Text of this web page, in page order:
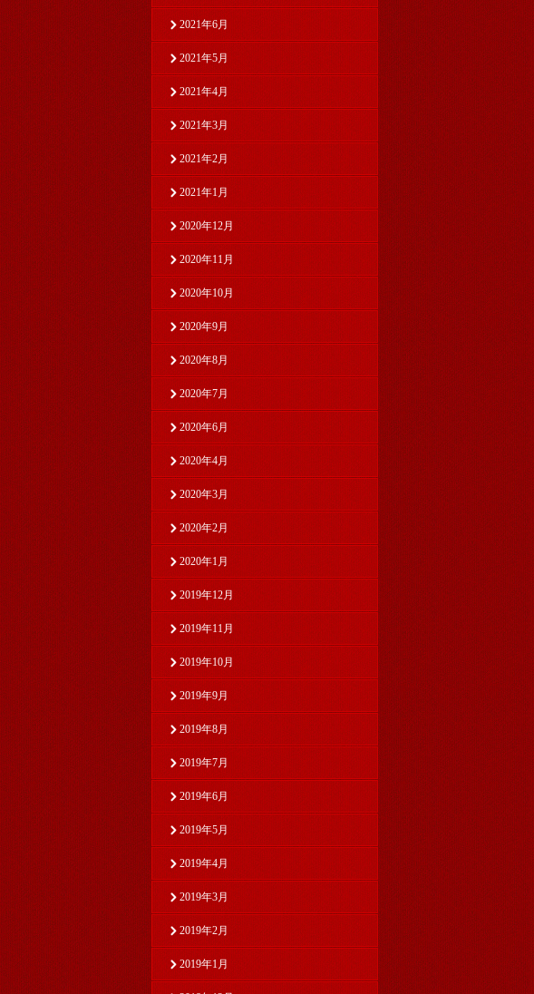
2021年6月
2021年5月
2021年4月
2021年3月
2021年2月
2021年1月
2020年12月
2020年11月
2020年10月
2020年9月
2020年8月
2020年7月
2020年6月
2020年4月
2020年3月
2020年2月
2020年1月
2019年12月
2019年11月
2019年10月
2019年9月
2019年8月
2019年7月
2019年6月
2019年5月
2019年4月
2019年3月
2019年2月
2019年1月